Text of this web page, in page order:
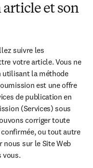
et son
suivre les
votre article. Vous ne
utilisant la méthode
est une offre
de publication en
(Services) sous
corriger toute
ou tout autre
sur le Site Web
vous.